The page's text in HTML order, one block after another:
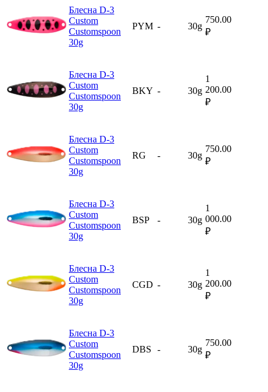
Блесна D-3
Custom
Customspoon
30g
PYM - 30g
750.00
₽
Блесна D-3
Custom
Customspoon
30g
BKY - 30g
1
200.00
₽
Блесна D-3
Custom
Customspoon
30g
RG - 30g
750.00
₽
Блесна D-3
Custom
Customspoon
30g
BSP - 30g
1
000.00
₽
Блесна D-3
Custom
Customspoon
30g
CGD - 30g
1
200.00
₽
Блесна D-3
Custom
Customspoon
30g
DBS - 30g
750.00
₽